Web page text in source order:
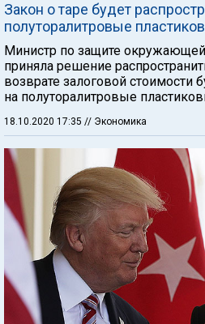
Закон о таре будет
полуторалитровые
Министр по защите
приняла решение
возврате залоговой стоимости
на полуторалитровые
18.10.2020 17:35 // Экономика